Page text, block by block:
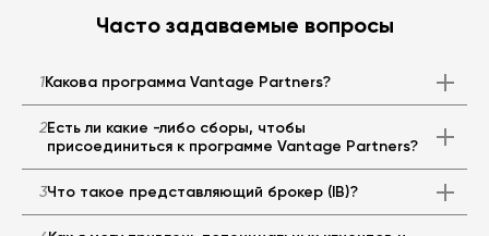
Часто задаваемые вопросы
1Какова программа Vantage Partners?
2Есть ли какие -либо сборы, чтобы
присоединиться к программе Vantage Partners?
3Что такое представляющий брокер (IB)?